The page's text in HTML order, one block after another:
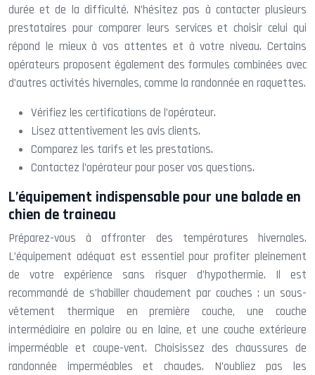
durée et de la difficulté. N’hésitez pas à contacter plusieurs
prestataires pour comparer leurs services et choisir celui qui
répond le mieux à vos attentes et à votre niveau. Certains
opérateurs proposent également des formules combinées avec
d’autres activités hivernales, comme la randonnée en raquettes.
Vérifiez les certifications de l’opérateur.
Lisez attentivement les avis clients.
Comparez les tarifs et les prestations.
Contactez l’opérateur pour poser vos questions.
L’équipement indispensable pour une balade en
chien de traineau
Préparez-vous à affronter des températures hivernales.
L’équipement adéquat est essentiel pour profiter pleinement
de votre expérience sans risquer d’hypothermie. Il est
recommandé de s’habiller chaudement par couches : un sous-
vêtement thermique en première couche, une couche
intermédiaire en polaire ou en laine, et une couche extérieure
imperméable et coupe-vent. Choisissez des chaussures de
randonnée imperméables et chaudes. N’oubliez pas les